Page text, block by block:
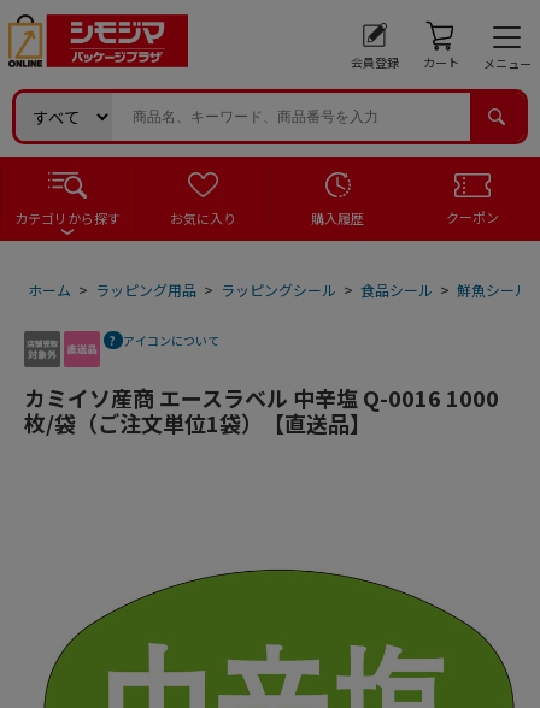
会員登録 カート メニュー
カテゴリから探す お気に入り 購入履歴 クーポン
ホーム > ラッピング用品 > ラッピングシール > 食品シール > 鮮魚シール
アイコンについて
カミイソ産商 エースラベル 中辛塩 Q-0016 1000
枚/袋（ご注文単位1袋）【直送品】